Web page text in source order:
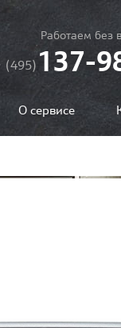
Работаем без
(495)137-
О сервисе